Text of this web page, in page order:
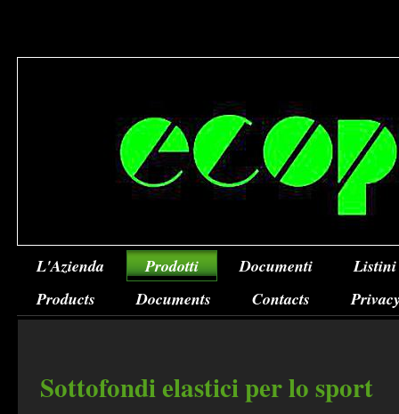
L'Azienda Prodotti Documenti
Listini
Products
Documents Contacts
Sottofondi elastici per lo sport